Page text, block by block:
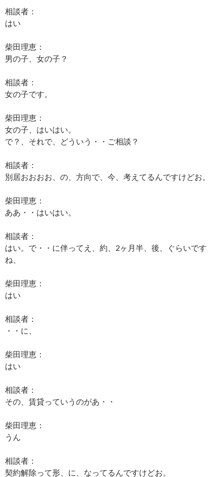
相談者：
はい
柴田理恵：
男の子、女の子？
相談者：
女の子です。
柴田理恵：
女の子、はいはい。
で？、それで、どういう・・ご相談？
相談者：
別居おおおお、の、方向で、今、考えてるんですけどお。
柴田理恵：
ああ・・はいはい。
相談者：
はい。で・・に伴ってえ、約、2ヶ月半、後、ぐらいです
ね、
柴田理恵：
はい
相談者：
・・に、
柴田理恵：
はい
相談者：
その、賃貸っていうのがあ・・
柴田理恵：
うん
相談者：
契約解除って形、に、なってるんですけどお。